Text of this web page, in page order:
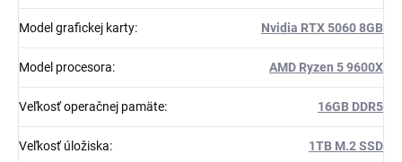
Model grafickej karty: Nvidia RTX 5060 8GB
Model procesora: AMD Ryzen 5 9600X
Veľkosť operačnej pamäte: 16GB DDR5
Veľkosť úložiska: 1TB M.2 SSD